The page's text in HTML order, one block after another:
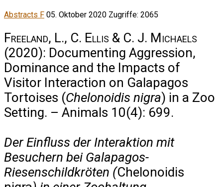
Abstracts F 05. Oktober 2020 Zugriffe: 2065
Freeland, L., C. Ellis & C. J. Michaels
(2020): Documenting Aggression,
Dominance and the Impacts of
Visitor Interaction on Galapagos
Tortoises (Chelonoidis nigra) in a Zoo
Setting. – Animals 10(4): 699.
Der Einfluss der Interaktion mit
Besuchern bei Galapagos-
Riesenschildkröten (Chelonoidis